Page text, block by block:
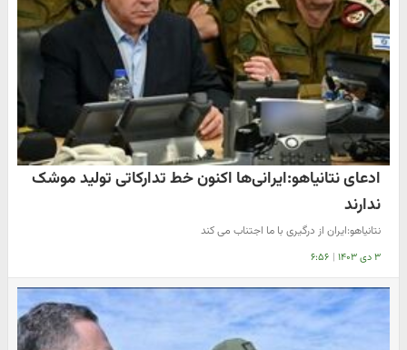
ادعای نتانیاهو:ایرانی‌ها اکنون خط تدارکاتی تولید موشک
ندارند
نتانیاهو:ایران از درگیری با ما اجتناب می کند
۳ دی ۱۴۰۳ | ۶:۵۶